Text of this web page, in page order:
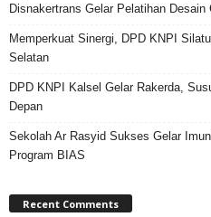
Disnakertrans Gelar Pelatihan Desain
Memperkuat Sinergi, DPD KNPI
Selatan
DPD KNPI Kalsel Gelar Rakerda,
Depan
Sekolah Ar Rasyid Sukses Gelar
Program BIAS
Recent Comments